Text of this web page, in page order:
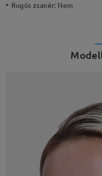
Rugós zsanér: Nem